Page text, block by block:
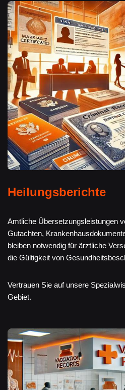
Heilungsberichte
Amtliche Übersetzungsleistungen
Gutachten,
bleiben notwendig für ärztliche
die Gültigkeit von
Vertrauen Sie auf unsere
Gebiet.